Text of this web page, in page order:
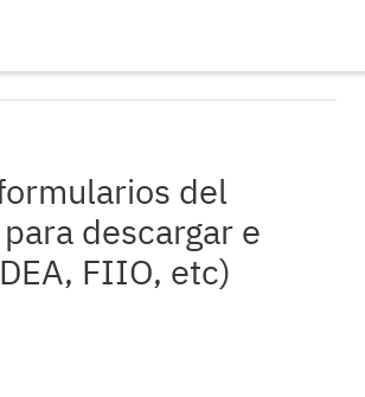
principal
del programa para descargar e
del
descargar e
FIIO, etc)